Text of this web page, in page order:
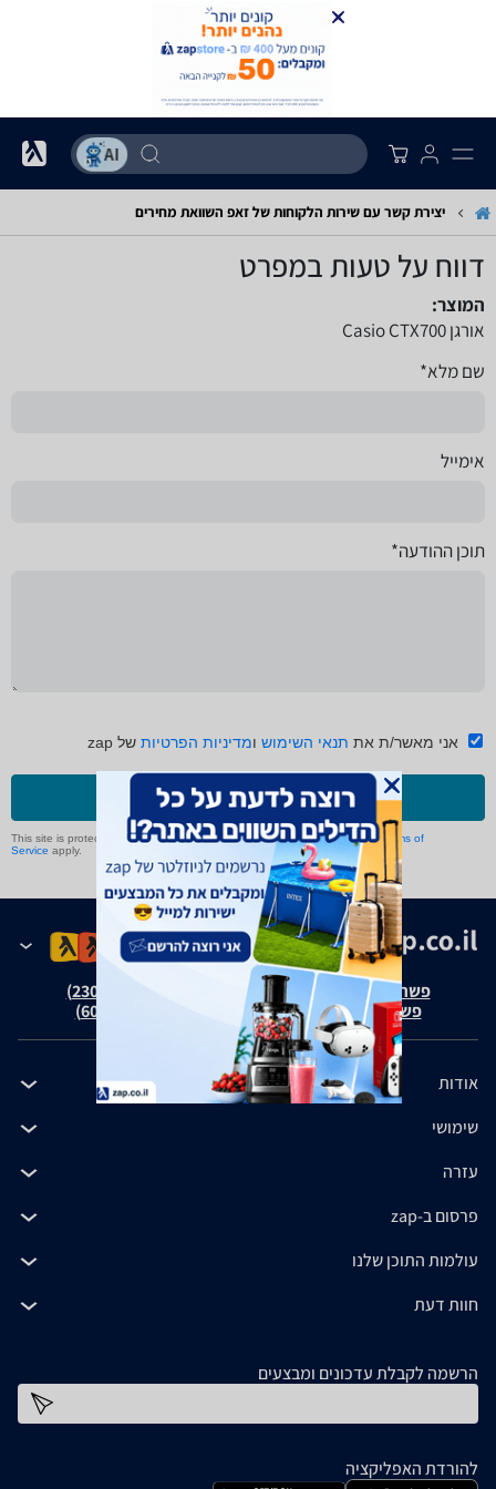
יצירת קשר עם שירות הלקוחות של זאפ השוואת מחירים
דווח על טעות במפרט
המוצר:
אורגן Casio CTX700
שם מלא*
אימייל
תוכן ההודעה*
אני מאשר/ת את תנאי השימוש ומדיניות הפרטיות של zap
שליחה
This site is protected by reCAPTCHA and the GooglePrivacy Policyand Terms of
Service apply.
פשרה בת"צ אבנצ'יק נ' זאפ גרופ (ת"צ 23008-08-20)
פשרה בת"צ כהנים נ' זאפ גרופ (ת"צ 60371-12-19)
אודות
שימושי
עזרה
פרסום ב-zap
עולמות התוכן שלנו
חוות דעת
הרשמה לקבלת עדכונים ומבצעים
להורדת האפליקציה